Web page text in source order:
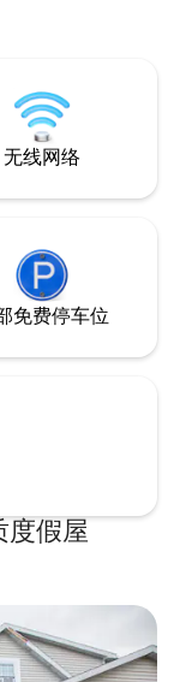
易斯伯里（
Roundtop
无线网络
免费停车位
度假屋